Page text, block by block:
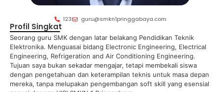
123 guru@smkn1pringgabaya.com
Profil Singkat
Seorang guru SMK dengan latar belakang Pendidikan Teknik
Elektronika. Menguasai bidang Electronic Engineering, Electrical
Engineering, Refrigeration and Air Conditioning Engineering.
Tujuan saya bukan sekadar mengajar, tetapi membekali siswa
dengan pengetahuan dan keterampilan teknis untuk masa depan
mereka, tanpa melupakan pengembangan soft skill yang esensial